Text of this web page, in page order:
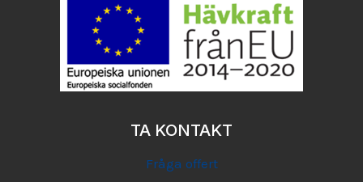
TA KONTAKT
Fråga offert